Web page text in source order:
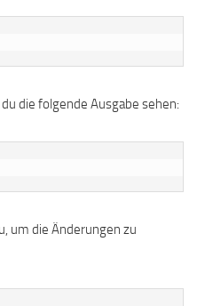
die folgende Ausgabe sehen:
um die Änderungen zu